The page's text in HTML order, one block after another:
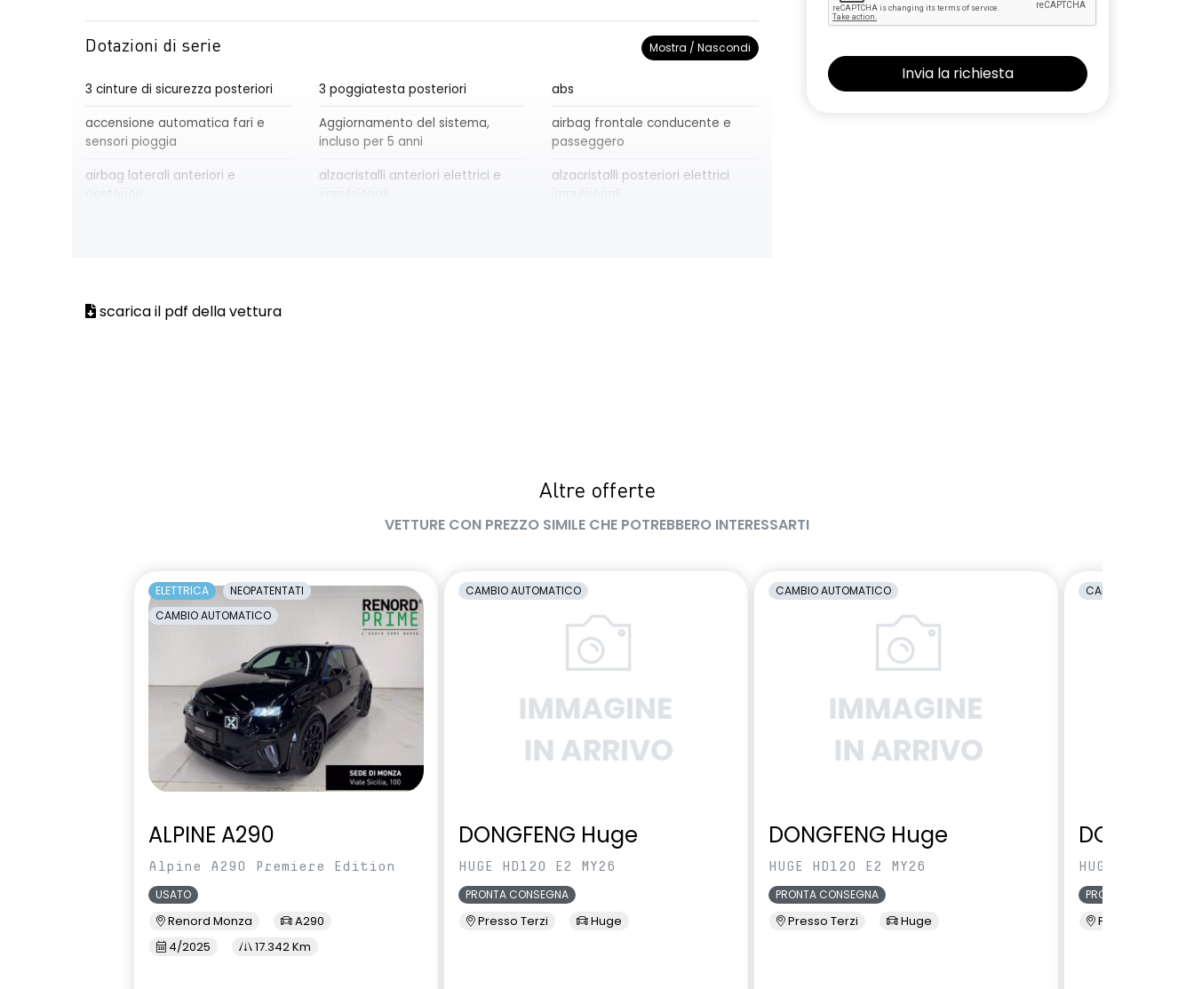
Dotazioni di serie Mostra / Nascondi
3 cinture di sicurezza posteriori 3 poggiatesta posteriori
abs
accensione automatica fari e
sensori pioggia
Aggiornamento del sistema,
incluso per 5 anni
airbag frontale conducente e
passeggero
airbag laterali anteriori e
alzacristalli anteriori elettrici e
alzacristalli posteriori elettrici
flying consolle
freno di stazionamento elettrico
illuminazione interna a LED
anteriore e posteriore
limitatore di velocità a 180 km/h
luci diurne a LED con firma
luminosa C-shape
maniglie in tinta carrozzeria
manuale di uso e manutenzione
Manutenzione Connessa, incluso
per 8 anni
Pacchetto Guida Connessa,
incluso per 5 anni
Pacchetto Remote Control,
incluso per 5 anni
Pack standard connectivity,
tramite app my rnlt
predisposizione alcolock / alcol
privacy glass
retrovisori esterni richiudibili
elettricamente
sedili posteriori ripiegabili 1/3 - 2/3
sellerie in tessuto nero jacquard
riciclato e tessuto nero titanio
shark antenna
sistema di controllo della
pressione pneumatici indiretto
sistema di frenata d'emergenza
scarica il pdf della vettura
Altre offerte
VETTURE CON PREZZO SIMILE CHE POTREBBERO INTERESSARTI
ELETTRICA
NEOPATENTATI
CAMBIO AUTOMATICO
ALPINE A290
Alpine A290 Premiere Edition
USATO
Renord Monza
A290
4/2025
17.342 Km
CAMBIO AUTOMATICO
DONGFENG Huge
HUGE HD120 E2 MY26
PRONTA CONSEGNA
Presso Terzi Huge
CAMBIO AUTOMATICO
DONGFENG Huge
HUGE HD120 E2 MY26
PRONTA CONSEGNA
Presso Terzi Huge
CAMBIO
HUGE HD120
PRONTA CONSEGNA
Presso Terzi